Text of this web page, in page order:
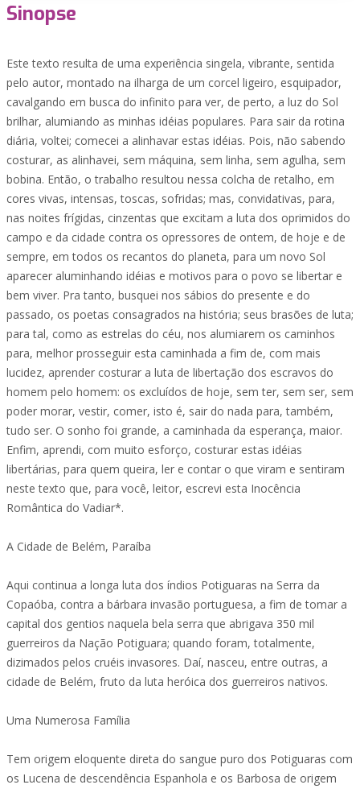
Sinopse
Este texto resulta de uma experiência singela, vibrante, sentida
pelo autor, montado na ilharga de um corcel ligeiro, esquipador,
cavalgando em busca do infinito para ver, de perto, a luz do Sol
brilhar, alumiando as minhas idéias populares. Para sair da rotina
diária, voltei; comecei a alinhavar estas idéias. Pois, não sabendo
costurar, as alinhavei, sem máquina, sem linha, sem agulha, sem
bobina. Então, o trabalho resultou nessa colcha de retalho, em
cores vivas, intensas, toscas, sofridas; mas, convidativas, para,
nas noites frígidas, cinzentas que excitam a luta dos oprimidos do
campo e da cidade contra os opressores de ontem, de hoje e de
sempre, em todos os recantos do planeta, para um novo Sol
aparecer aluminhando idéias e motivos para o povo se libertar e
bem viver. Pra tanto, busquei nos sábios do presente e do
passado, os poetas consagrados na história; seus brasões de luta;
para tal, como as estrelas do céu, nos alumiarem os caminhos
para, melhor prosseguir esta caminhada a fim de, com mais
lucidez, aprender costurar a luta de libertação dos escravos do
homem pelo homem: os excluídos de hoje, sem ter, sem ser, sem
poder morar, vestir, comer, isto é, sair do nada para, também,
tudo ser. O sonho foi grande, a caminhada da esperança, maior.
Enfim, aprendi, com muito esforço, costurar estas idéias
libertárias, para quem queira, ler e contar o que viram e sentiram
neste texto que, para você, leitor, escrevi esta Inocência
Romântica do Vadiar*.
A Cidade de Belém, Paraíba
Aqui continua a longa luta dos índios Potiguaras na Serra da
Copaóba, contra a bárbara invasão portuguesa, a fim de tomar a
capital dos gentios naquela bela serra que abrigava 350 mil
guerreiros da Nação Potiguara; quando foram, totalmente,
dizimados pelos cruéis invasores. Daí, nasceu, entre outras, a
cidade de Belém, fruto da luta heróica dos guerreiros nativos.
Uma Numerosa Família
Tem origem eloquente direta do sangue puro dos Potiguaras com
os Lucena de descendência Espanhola e os Barbosa de origem